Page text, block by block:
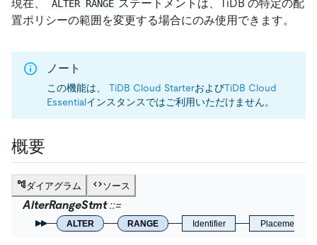
現在、 ALTER RANGE ステートメントは、TiDB の特定の配
置ポリシーの範囲を変更する場合にのみ使用できます。
ノート
この機能は、 TiDB Cloud StarterおよびTiDB Cloud
Essentialインスタンスではご利用いただけません。
概要
ダイアグラム ソース
AlterRangeStmt
ALTER RANGE Identifier